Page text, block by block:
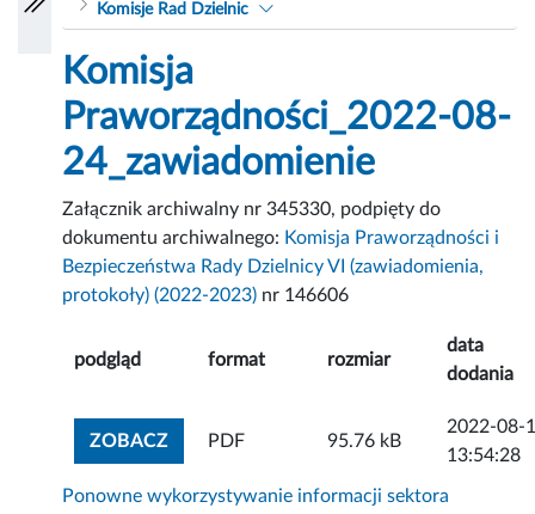
Komisje Rad Dzielnic
Komisja
Praworządności_2022-08-
24_zawiadomienie
Załącznik archiwalny nr 345330, podpięty do
dokumentu archiwalnego: Komisja Praworządności i
Bezpieczeństwa Rady Dzielnicy VI (zawiadomienia,
protokoły) (2022-2023) nr 146606
podgląd format rozmiar
data
dodania
ZOBACZZOBACZ ZAŁĄCZNIK
PDF 95.76 kB
2022-08-
13:54:28
Ponowne wykorzystywanie informacji sektora